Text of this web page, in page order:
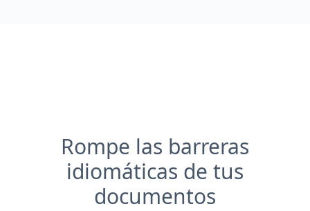
Rompe las barreras
idiomáticas de tus
documentos